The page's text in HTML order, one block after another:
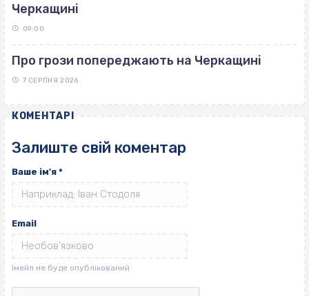
Черкащині
09:00
Про грози попереджають на Черкащині
7 СЕРПНЯ 2026
КОМЕНТАРІ
Залиште свій коментар
Ваше ім'я *
Email